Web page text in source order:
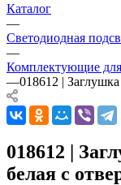
Каталог
—
Светодиодная
—
Комплектующие
—018612 |
018612 |
белая с